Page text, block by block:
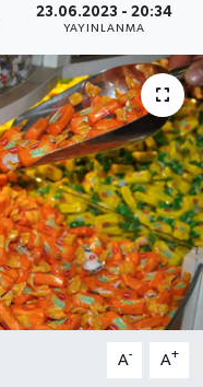
23.06.2023 - 20:34
YAYINLANMA
A- A+